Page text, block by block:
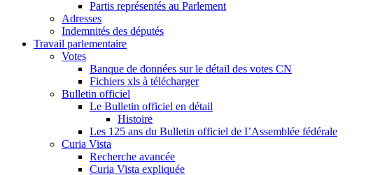
Partis représentés au Parlement
Adresses
Indemnités des députés
Travail parlementaire
Votes
Banque de données sur le détail des votes CN
Fichiers xls à télécharger
Bulletin officiel
Le Bulletin officiel en détail
Histoire
Les 125 ans du Bulletin officiel de I’Assemblée fédérale
Curia Vista
Recherche avancée
Curia Vista expliquée